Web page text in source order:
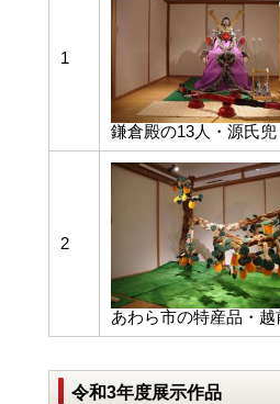
1
鎌倉殿の13人・源氏兜
2
あわら市の特産品・越
令和3年度展示作品